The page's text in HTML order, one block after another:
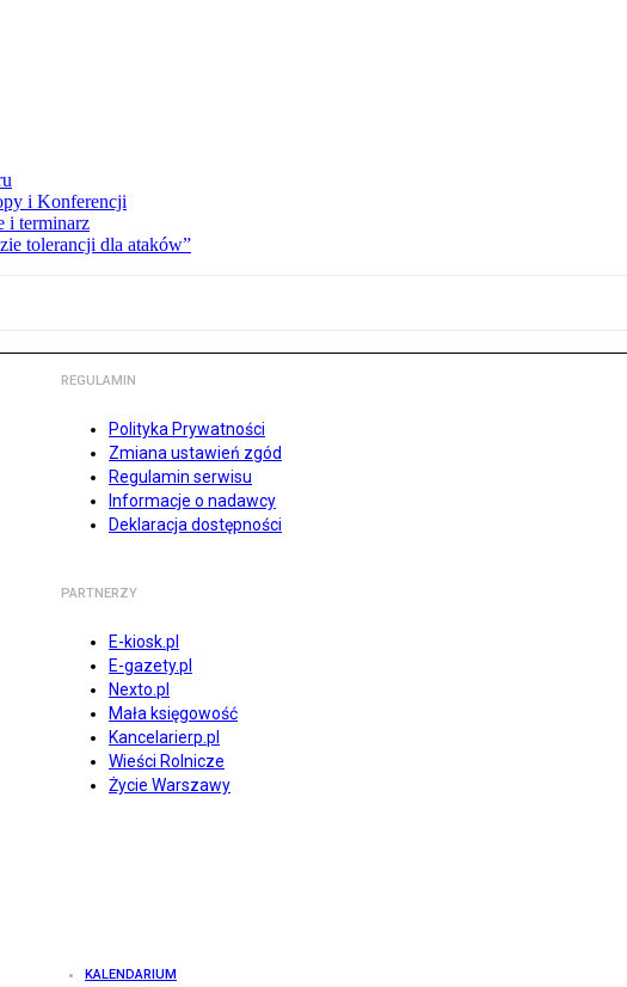
i Konferencji
i terminarz
tolerancji dla ataków”
REGULAMIN
Polityka Prywatności
Zmiana ustawień zgód
Regulamin serwisu
Informacje o nadawcy
Deklaracja dostępności
PARTNERZY
E-kiosk.pl
E-gazety.pl
Nexto.pl
Mała księgowość
Kancelarierp.pl
Wieści Rolnicze
Życie Warszawy
KALENDARIUM